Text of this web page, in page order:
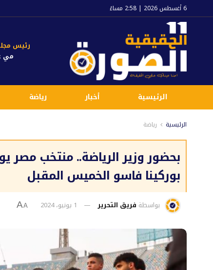
6 أغسطس 2026 | 2:58 مساءً
رئيس
مي
الرئيسية أخبار رياضة
الرئيسية رياضة
بحضور وزير الرياضة.. منتخب مصر
بوركينا فاسو الخميس المقبل
بواسطة فريق التحرير 1 يونيو، 2024 A
A